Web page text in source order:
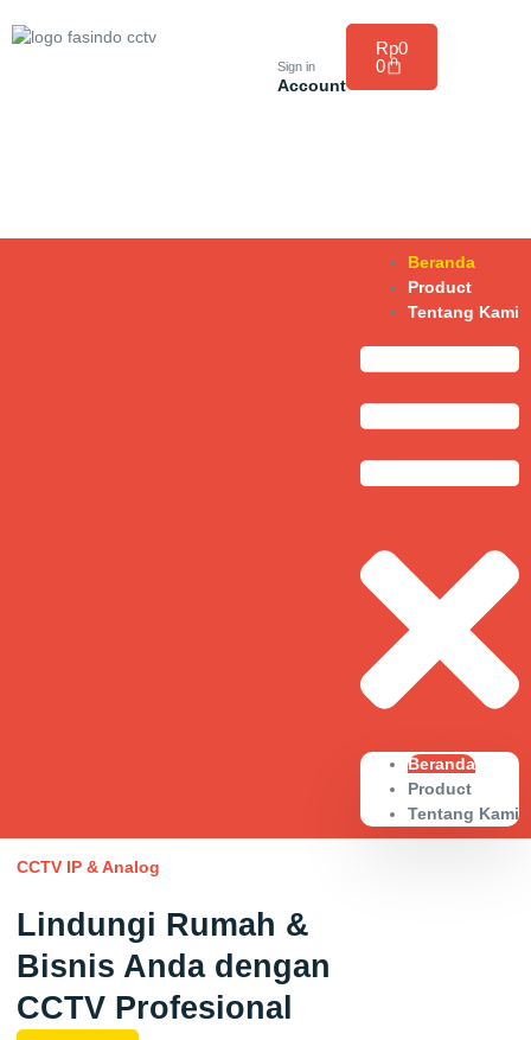
Sign in
Account
Rp0
0
Beranda
Product
Tentang Kami
Beranda
Product
Tentang Kami
CCTV IP & Analog
Lindungi Rumah &
Bisnis Anda dengan
CCTV Profesional